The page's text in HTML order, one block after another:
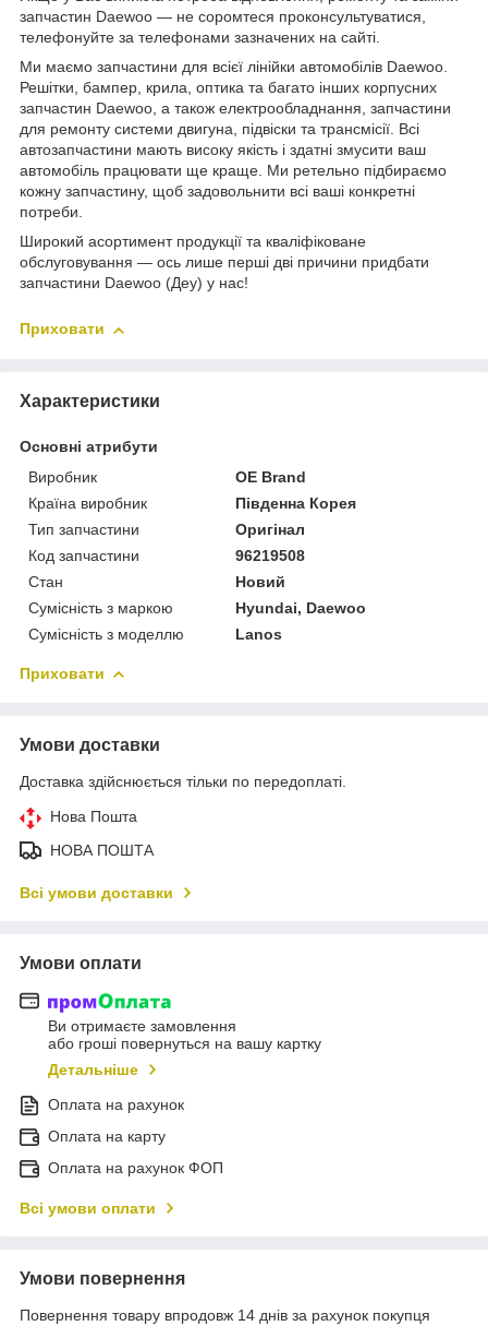
запчастин Daewoo — не соромтеся проконсультуватися,
телефонуйте за телефонами зазначених на сайті.
Ми маємо запчастини для всієї лінійки автомобілів Daewoo.
Решітки, бампер, крила, оптика та багато інших корпусних
запчастин Daewoo, а також електрообладнання, запчастини
для ремонту системи двигуна, підвіски та трансмісії. Всі
автозапчастини мають високу якість і здатні змусити ваш
автомобіль працювати ще краще. Ми ретельно підбираємо
кожну запчастину, щоб задовольнити всі ваші конкретні
потреби.
Широкий асортимент продукції та кваліфіковане
обслуговування — ось лише перші дві причини придбати
запчастини Daewoo (Деу) у нас!
Приховати
Характеристики
Основні атрибути
Виробник
OE Brand
Країна виробник
Південна Корея
Тип запчастини
Оригінал
Код запчастини
96219508
Стан
Новий
Сумісність з маркою
Hyundai, Daewoo
Сумісність з моделлю
Lanos
Приховати
Умови доставки
Доставка здійснюється тільки по передоплаті.
Нова Пошта
НОВА ПОШТА
Всі умови доставки
Умови оплати
Ви отримаєте замовлення
або гроші повернуться на вашу картку
Детальніше
Оплата на рахунок
Оплата на карту
Оплата на рахунок ФОП
Всі умови оплати
Умови повернення
Повернення товару впродовж 14 днів за рахунок покупця